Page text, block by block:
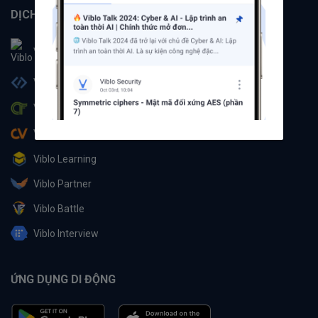
DỊCH VỤ
Viblo
Viblo Code
Viblo CTF
Viblo CV
Viblo Learning
Viblo Partner
Viblo Battle
Viblo Interview
ỨNG DỤNG DI ĐỘNG